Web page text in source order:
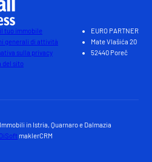
tuo immobile
generali di attività
sulla privacy
del sito
EURO PARTNER
Mate Vlašića 20
52440 Poreč
in Istria, Quarnaro e Dalmazia
maklerCRM